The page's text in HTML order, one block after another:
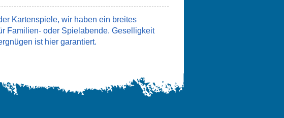
Kartenspiele, wir haben ein breites
Familien- oder Spielabende. Geselligkeit
ist hier garantiert.